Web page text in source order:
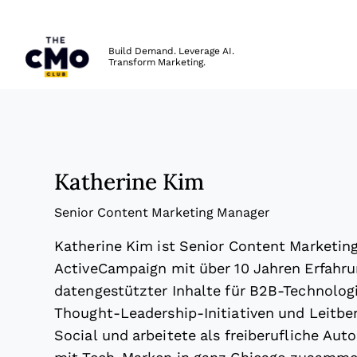
Build Demand. Leverage AI.
Transform Marketing.
Katherine Kim
Senior Content Marketing Manager
Katherine Kim ist Senior Content
ActiveCampaign mit über 10 Jahren
datengestützter Inhalte für B2B-
Thought-Leadership-Initiativen und
Social und arbeitete als freiberufliche